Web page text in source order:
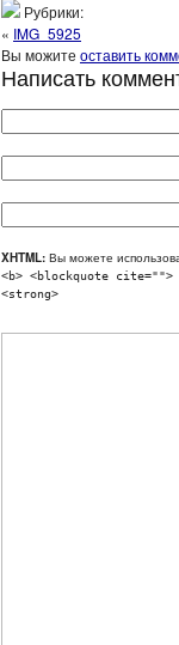
Рубрики:
« IMG_5925
Вы можите оставить
Написать
XHTML: Вы можете
<b> <blockquote
<strong>